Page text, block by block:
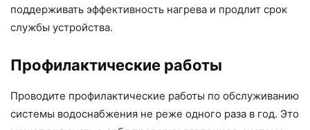
поддерживать эффективность нагрева и продлит срок
службы устройства.
Профилактические работы
Проводите профилактические работы по обслуживанию
системы водоснабжения не реже одного раза в год. Это